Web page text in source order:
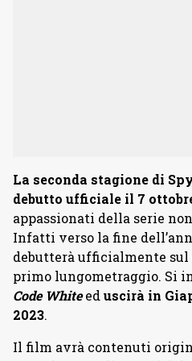
La seconda stagione di
debutto ufficiale il 7
appassionati della serie
Infatti verso la fine
debutterà ufficialmente sul
primo lungometraggio. Si
Code Whiteeduscirà in
2023.
Il film avrà contenuti